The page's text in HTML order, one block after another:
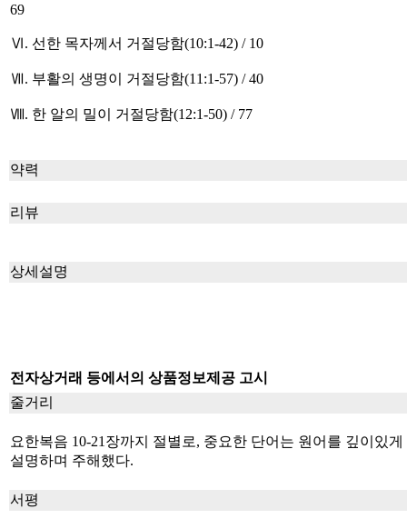
69
Ⅵ. 선한 목자께서 거절당함(10:1-42) / 10
Ⅶ. 부활의 생명이 거절당함(11:1-57) / 40
Ⅷ. 한 알의 밀이 거절당함(12:1-50) / 77
약력
리뷰
상세설명
전자상거래 등에서의 상품정보제공 고시
줄거리
요한복음 10-21장까지 절별로, 중요한 단어는 원어를 깊이있게
설명하며 주해했다.
서평